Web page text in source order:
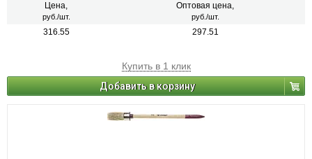
Цена,
руб./шт.
Оптовая цена,
руб./шт.
316.55 297.51
Купить в 1 клик
Добавить в корзину